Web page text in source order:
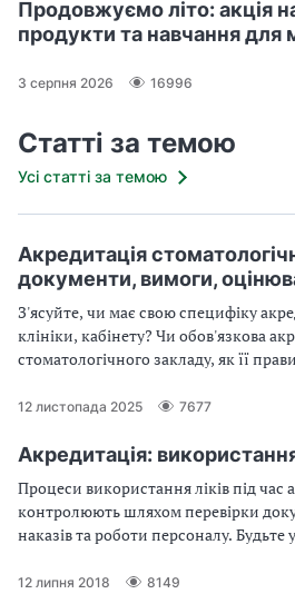
Продовжуємо літо: акція
продукти та навчання для
3 серпня 2026 16996
Статті за темою
Усі статті за темою
Акредитація
документи, вимоги,
З'ясуйте, чи має свою специфіку
клініки, кабінету? Чи обов'язкова
стоматологічного закладу, як її
12 листопада 2025 7677
Акредитація: використання
Процеси використання ліків під час
контролюють шляхом перевірки
наказів та роботи персоналу. Будьте
пройти акредитацію.
12 липня 2018 8149